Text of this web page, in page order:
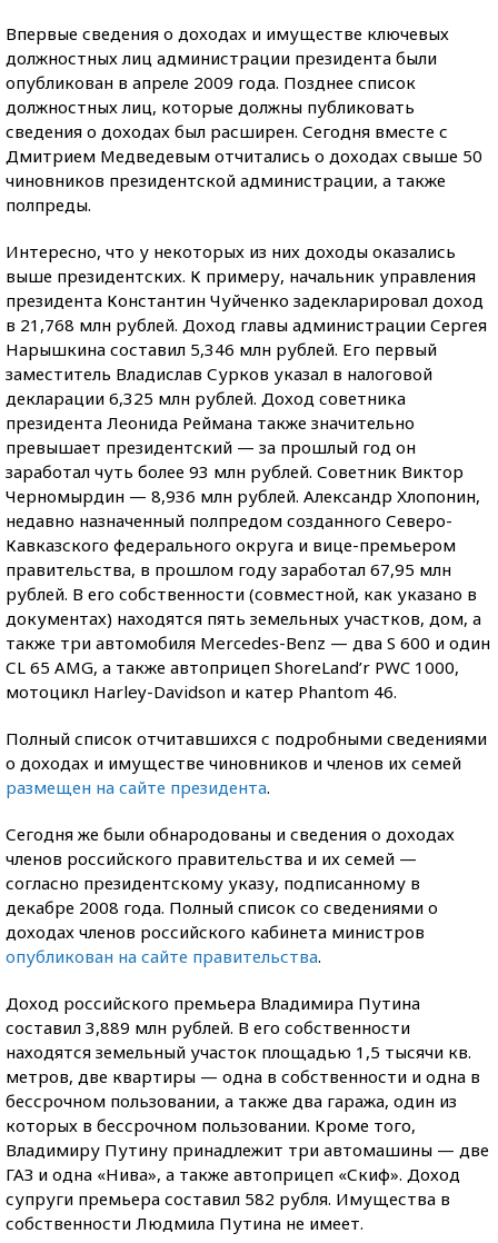
Впервые сведения о доходах и имуществе ключевых
должностных лиц администрации президента были
опубликован в апреле 2009 года. Позднее список
должностных лиц, которые должны публиковать
сведения о доходах был расширен. Сегодня вместе с
Дмитрием Медведевым отчитались о доходах свыше 50
чиновников президентской администрации, а также
полпреды.
Интересно, что у некоторых из них доходы оказались
выше президентских. К примеру, начальник управления
президента Константин Чуйченко задекларировал доход
в 21,768 млн рублей. Доход главы администрации Сергея
Нарышкина составил 5,346 млн рублей. Его первый
заместитель Владислав Сурков указал в налоговой
декларации 6,325 млн рублей. Доход советника
президента Леонида Реймана также значительно
превышает президентский — за прошлый год он
заработал чуть более 93 млн рублей. Советник Виктор
Черномырдин — 8,936 млн рублей. Александр Хлопонин,
недавно назначенный полпредом созданного Северо-
Кавказского федерального округа и вице-премьером
правительства, в прошлом году заработал 67,95 млн
рублей. В его собственности (совместной, как указано в
документах) находятся пять земельных участков, дом, а
также три автомобиля Mercedes-Benz — два S 600 и один
СL 65 AMG, а также автоприцеп ShoreLand’r PWC 1000,
мотоцикл Harley-Davidson и катер Phantom 46.
Полный список отчитавшихся с подробными сведениями
о доходах и имуществе чиновников и членов их семей
размещен на сайте президента.
Сегодня же были обнародованы и сведения о доходах
членов российского правительства и их семей —
согласно президентскому указу, подписанному в
декабре 2008 года. Полный список со сведениями о
доходах членов российского кабинета министров
опубликован на сайте правительства.
Доход российского премьера Владимира Путина
составил 3,889 млн рублей. В его собственности
находятся земельный участок площадью 1,5 тысячи кв.
метров, две квартиры — одна в собственности и одна в
бессрочном пользовании, а также два гаража, один из
которых в бессрочном пользовании. Кроме того,
Владимиру Путину принадлежит три автомашины — две
ГАЗ и одна «Нива», а также автоприцеп «Скиф». Доход
супруги премьера составил 582 рубля. Имущества в
собственности Людмила Путина не имеет.